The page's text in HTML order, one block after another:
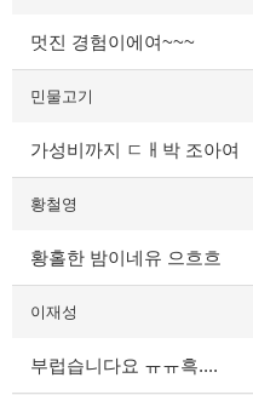
멋진 경험이에여~~~
민물고기
가성비까지 ㄷㅐ박 조아여
황철영
황홀한 밤이네유 으흐흐
이재성
부럽습니다요 ㅠㅠ흑....